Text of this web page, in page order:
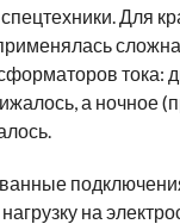
Для
тока:
а ночное
на